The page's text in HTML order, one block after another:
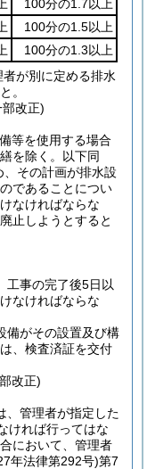
100分の1.7以上
100分の1.5以上
100分の1.3以上
が別に定める排水
。
改正)
等を使用する場合
を除く。以下同
その計画が排水設
であることについ
なければならな
止しようとすると
工事の完了後5日以
なければならな
備がその設置及び構
、検査済証を交付
改正)
、管理者が指定した
ければ行ってはな
において、管理者
年法律第292号)第7